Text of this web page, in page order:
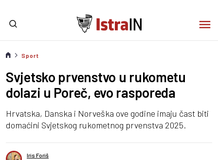
Sport
Svjetsko prvenstvo u rukometu
dolazi u Poreč, evo rasporeda
Hrvatska, Danska i Norveška ove godine imaju čast biti
domaćini Svjetskog rukometnog prvenstva 2025.
Iris Foriš